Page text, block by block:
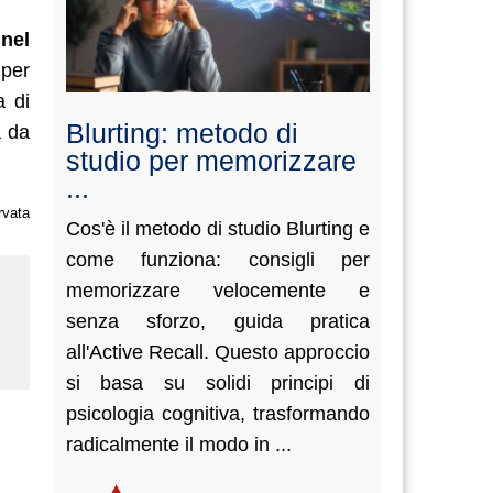
di
da
Blurting: metodo di
studio per memorizzare
...
Cos'è il metodo di studio Blurting e
come funziona: consigli per
memorizzare velocemente e
senza sforzo, guida pratica
all'Active Recall. Questo approccio
si basa su solidi principi di
psicologia cognitiva, trasformando
radicalmente il modo in ...